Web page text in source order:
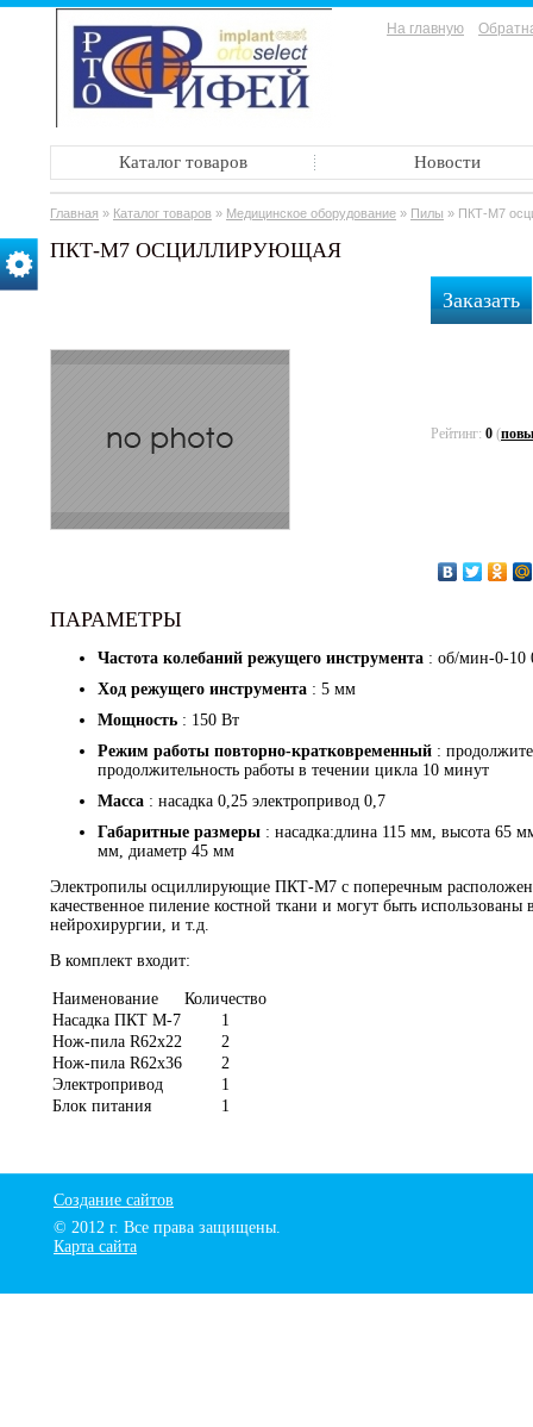
На главную
Каталог товаров Новости
Главная » Каталог товаров » Медицинское оборудование » Пилы » ПКТ-М7
ПКТ-М7 ОСЦИЛЛИРУЮЩАЯ
Заказать
Рейтинг: 0 (
ПАРАМЕТРЫ
Частота колебаний режущего инструмента : об/мин-0-10
Ход режущего инструмента : 5 мм
Мощность : 150 Вт
Режим работы повторно-кратковременный :
продолжительность работы в течении цикла 10 минут
Масса : насадка 0,25 электропривод 0,7
Габаритные размеры : насадка:длина 115 мм, высота 65
мм, диаметр 45 мм
Электропилы осциллирующие ПКТ-М7 с поперечным
качественное пиление костной ткани и могут быть
нейрохирургии, и т.д.
В комплект входит:
Наименование
Количество
Насадка ПКТ М-7
1
Нож-пила R62х22
2
Нож-пила R62х36
2
Электропривод
1
Блок питания
1
Создание сайтов
© 2012 г. Все права защищены.
Карта сайта